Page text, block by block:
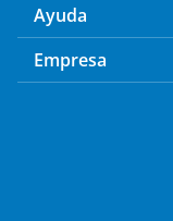
Ayuda
Empresa